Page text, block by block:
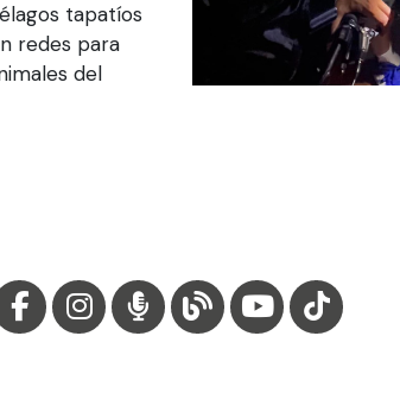
tapatíos
redes para
del